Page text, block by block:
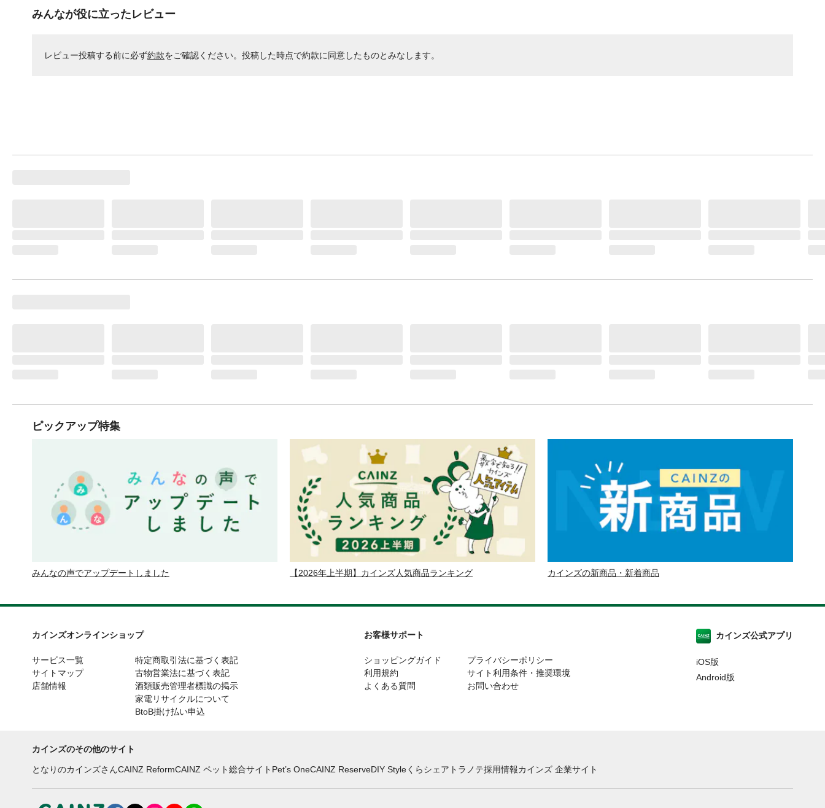
みんなが役に立ったレビュー
レビュー投稿する前に必ず約款をご確認ください。投稿した時点で約款に同意したものとみなします。
ピックアップ特集
みんなの声でアップデートしました 【2026年上半期】カインズ人気商品ランキング カインズの新商品・新着商品
カインズオンラインショップ
サービス一覧
サイトマップ
店舗情報
特定商取引法に基づく表記
古物営業法に基づく表記
酒類販売管理者標識の掲示
家電リサイクルについて
BtoB掛け払い申込
お客様サポート
ショッピングガイド
利用規約
よくある質問
プライバシーポリシー
サイト利用条件・推奨環境
お問い合わせ
カインズ公式アプリ
iOS版
Android版
カインズのその他のサイト
となりのカインズさんCAINZ ReformCAINZ ペット総合サイト Pet’s OneCAINZ ReserveDIY Styleくらシェア トラノテ採用情報カインズ 企業サイト